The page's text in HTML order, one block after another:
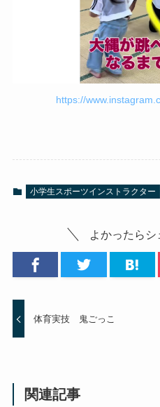
https://
小学生スポーツインストラクター
よかったらシ
体育実技 鬼ごっこ
関連記事